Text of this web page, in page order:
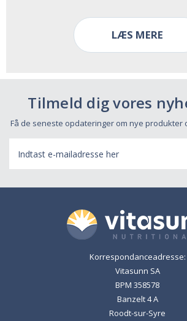
LÆS MERE
Tilmeld dig vores
Få de seneste opdateringer om nye produkter
mail-
adresse
Korrespondanceadresse:
Vitasunn SA
BPM 358578
Banzelt 4 A
Roodt-sur-Syre